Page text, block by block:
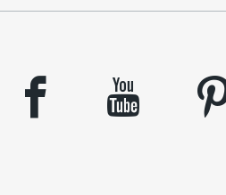
facebook youtube